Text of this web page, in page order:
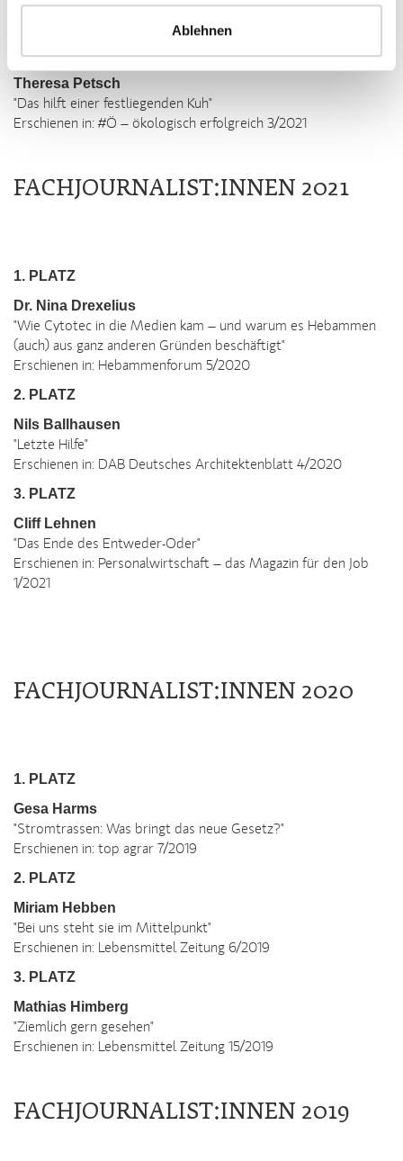
Ablehnen
"Fehler finden nicht erwünscht"
Erschienen in: FINANCE Juli/August/2021
3. PLATZ
Theresa Petsch
"Das hilft einer festliegenden Kuh"
Erschienen in: #Ö – ökologisch erfolgreich 3/2021
FACHJOURNALIST:INNEN 2021
1. PLATZ
Dr. Nina Drexelius
"Wie Cytotec in die Medien kam – und warum es Hebammen
(auch) aus ganz anderen Gründen beschäftigt"
Erschienen in: Hebammenforum 5/2020
2. PLATZ
Nils Ballhausen
"Letzte Hilfe"
Erschienen in: DAB Deutsches Architektenblatt 4/2020
3. PLATZ
Cliff Lehnen
"Das Ende des Entweder-Oder"
Erschienen in: Personalwirtschaft – das Magazin für den Job
1/2021
FACHJOURNALIST:INNEN 2020
1. PLATZ
Gesa Harms
"Stromtrassen: Was bringt das neue Gesetz?"
Erschienen in: top agrar 7/2019
2. PLATZ
Miriam Hebben
"Bei uns steht sie im Mittelpunkt"
Erschienen in: Lebensmittel Zeitung 6/2019
3. PLATZ
Mathias Himberg
"Ziemlich gern gesehen"
Erschienen in: Lebensmittel Zeitung 15/2019
FACHJOURNALIST:INNEN 2019